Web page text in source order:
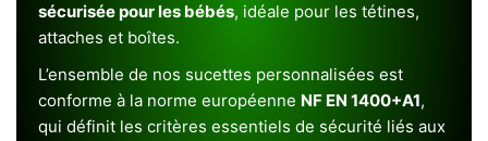
sécurisée pour les bébés, idéale pour les tétines,
attaches et boîtes.
L’ensemble de nos sucettes personnalisées est
conforme à la norme européenne NF EN 1400+A1,
qui définit les critères essentiels de sécurité liés aux